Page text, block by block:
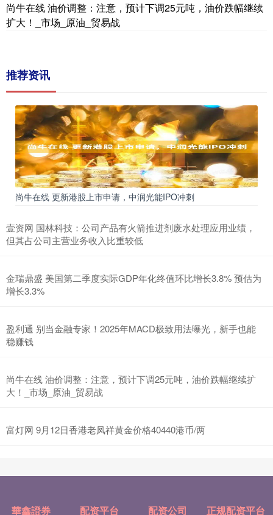
尚牛在线 油价调整：注意，预计下调25元吨，油价跌幅继续
扩大！_市场_原油_贸易战
推荐资讯
尚牛在线 更新港股上市申请，中润光能IPO冲刺
壹资网 国林科技：公司产品有火箭推进剂废水处理应用业绩，
但其占公司主营业务收入比重较低
金瑞鼎盛 美国第二季度实际GDP年化终值环比增长3.8% 预估为
增长3.3%
盈利通 别当金融专家！2025年MACD极致用法曝光，新手也能
稳赚钱
尚牛在线 油价调整：注意，预计下调25元吨，油价跌幅继续扩
大！_市场_原油_贸易战
富灯网 9月12日香港老凤祥黄金价格40440港币/两
華鑫證券 配资平台 配资公司 正规配资平台